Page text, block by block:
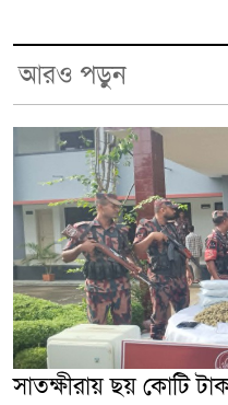
আরও পড়ুন
সাতক্ষীরায় ছয় কোটি